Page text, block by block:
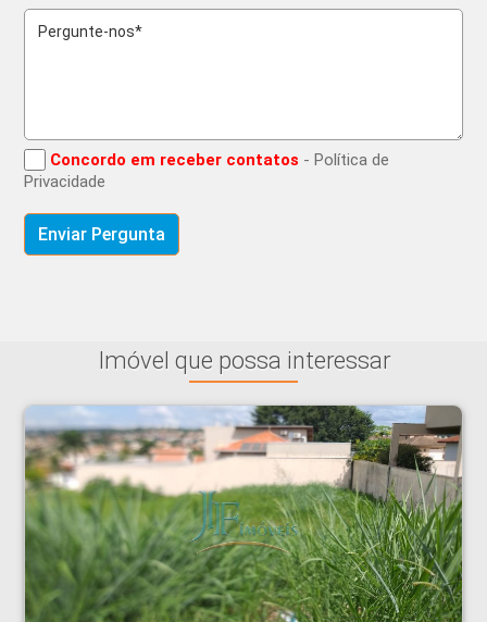
Concordo em receber contatos - Política de
Privacidade
Imóvel que possa interessar